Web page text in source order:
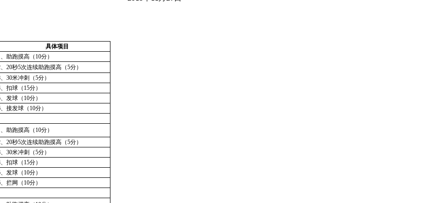
具体项目
、助跑摸高（ 10分）
、 20秒5次连续助跑摸高（5分）
、 30米冲刺（5分）
、扣球（ 15分）
、发球（ 10分）
、接发球（ 10分）
、助跑摸高（ 10分）
、 20秒5次连续助跑摸高（5分）
、 30米冲刺（5分）
、扣球（ 15分）
、发球（ 10分）
、拦网（ 10分）